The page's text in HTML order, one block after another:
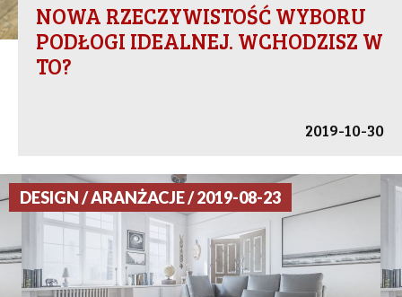
NOWA RZECZYWISTOŚĆ WYBORU
PODŁOGI IDEALNEJ. WCHODZISZ W
TO?
2019-10-30
DESIGN / ARANŻACJE / 2019-08-23